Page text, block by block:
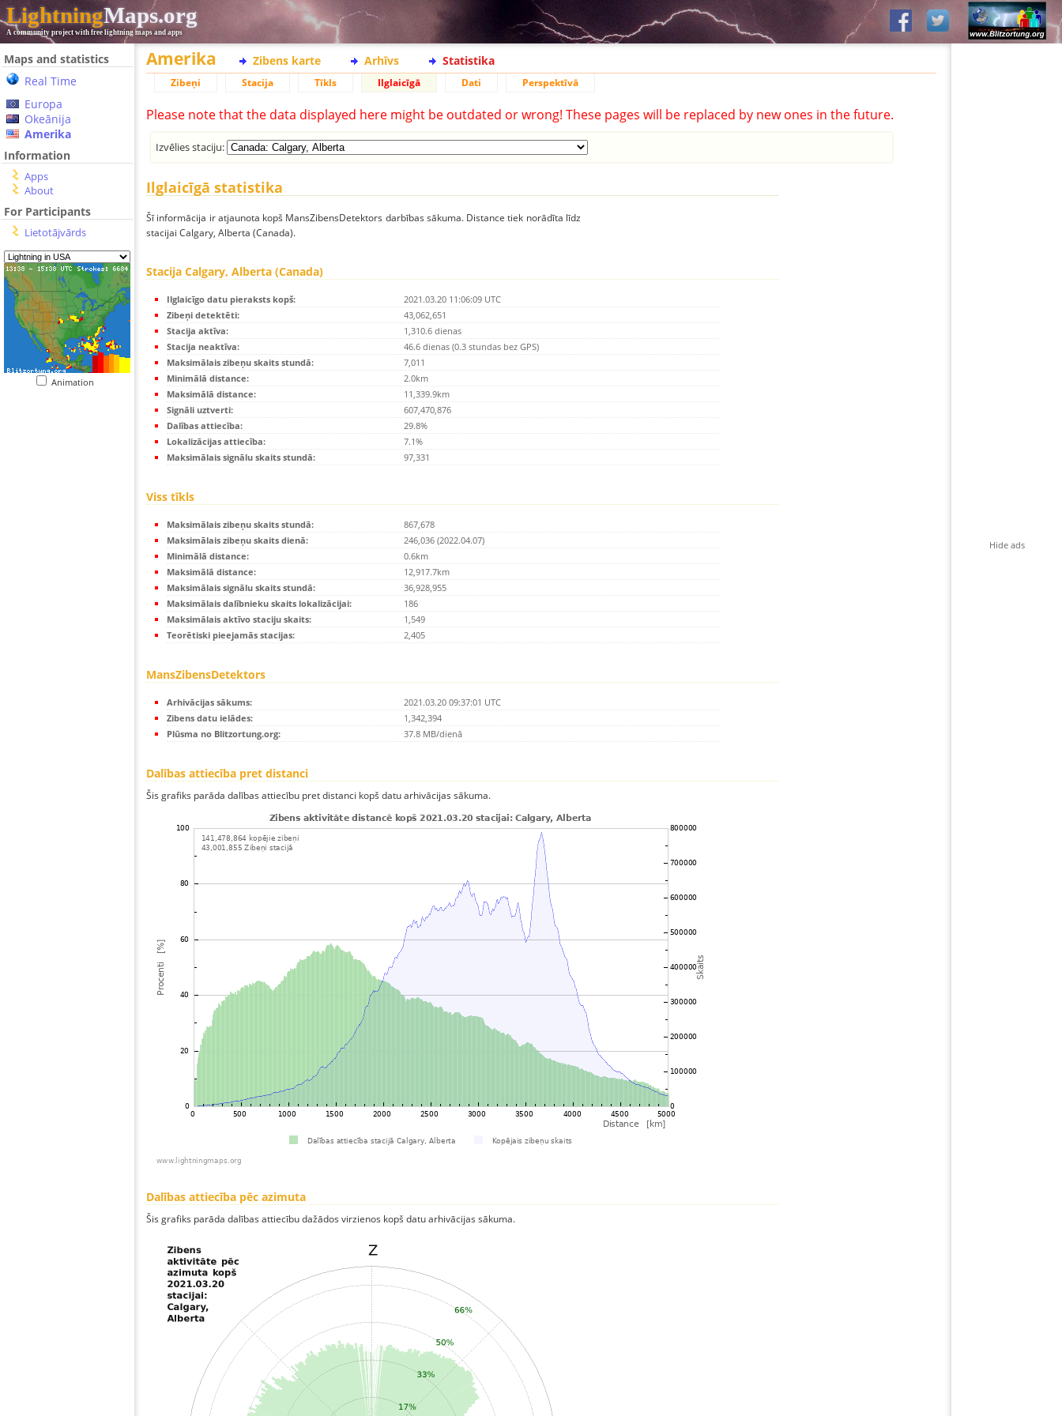
LightningMaps.org
A community project with free lightning maps and apps
Maps and statistics
Real Time
Europa
Okeānija
Amerika
Information
Apps
About
For Participants
Lietotājvārds
Animation
Amerika Zibens karte Arhīvs Statistika
Zibeņi Stacija Tīkls Ilglaicīgā Dati Perspektīvā
Please note that the data displayed here might be outdated or wrong! These pages will be replaced by new ones in the future.
Izvēlies staciju:
Ilglaicīgā statistika
Šī informācija ir atjaunota kopš MansZibensDetektors darbības sākuma. Distance tiek norādīta līdz
stacijai Calgary, Alberta (Canada).
Stacija Calgary, Alberta (Canada)
Ilglaicīgo datu pieraksts kopš:
2021.03.20 11:06:09 UTC
Zibeņi detektēti:
43,062,651
Stacija aktīva:
1,310.6 dienas
Stacija neaktīva:
46.6 dienas (0.3 stundas bez GPS)
Maksimālais zibeņu skaits stundā:
7,011
Minimālā distance:
2.0km
Maksimālā distance:
11,339.9km
Signāli uztverti:
607,470,876
Dalības attiecība:
29.8%
Lokalizācijas attiecība:
7.1%
Maksimālais signālu skaits stundā:
97,331
Viss tīkls
Maksimālais zibeņu skaits stundā:
867,678
Maksimālais zibeņu skaits dienā:
246,036 (2022.04.07)
Minimālā distance:
0.6km
Maksimālā distance:
12,917.7km
Maksimālais signālu skaits stundā:
36,928,955
Maksimālais dalībnieku skaits lokalizācijai:
186
Maksimālais aktīvo staciju skaits:
1,549
Teorētiski pieejamās stacijas:
2,405
MansZibensDetektors
Arhivācijas sākums:
2021.03.20 09:37:01 UTC
Zibens datu ielādes:
1,342,394
Plūsma no Blitzortung.org:
37.8 MB/dienā
Dalības attiecība pret distanci
Šis grafiks parāda dalības attiecību pret distanci kopš datu arhivācijas sākuma.
Dalības attiecība pēc azimuta
Šis grafiks parāda dalības attiecību dažādos virzienos kopš datu arhivācijas sākuma.
Hide ads